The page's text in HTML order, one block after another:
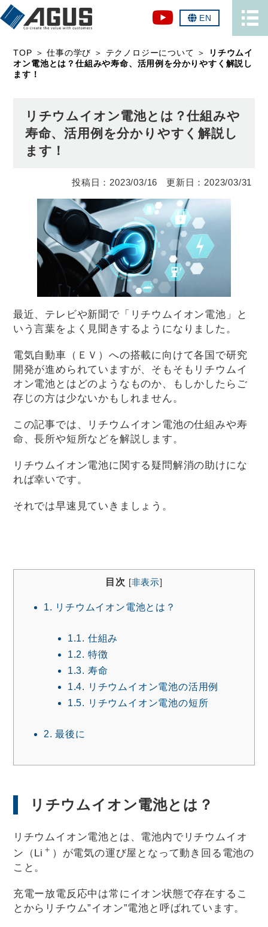
EN
TOP ＞仕事の学び ＞ テクノロジーについて ＞
リチウムイ
オン電池とは？仕組みや寿命、活用例を分かりやすく解説し
ます！
リチウムイオン電池とは？仕組みや
寿命、活用例を分かりやすく解説し
ます！
2023/03/16 2023/03/31
最近、テレビや新聞で「リチウムイオン電池」と
いう言葉をよく見聞きするようになりました。
電気自動車（ＥＶ）への搭載に向けて各国で研究
開発が進められていますが、そもそもリチウムイ
オン電池とはどのようなものか、もしかしたらご
存じの方は少ないかもしれません。
この記事では、リチウムイオン電池の仕組みや寿
命、長所や短所などを解説します。
リチウムイオン電池に関する疑問解消の助けにな
れば幸いです。
それでは早速見ていきましょう。
目次 [非表示]
1. リチウムイオン電池とは？
1.1. 仕組み
1.2. 特徴
1.3. 寿命
1.4. リチウムイオン電池の活用例
1.5. リチウムイオン電池の短所
2. 最後に
リチウムイオン電池とは？
リチウムイオン電池とは、電池内でリチウムイオ
ン（Li ＋ ）が電気の運び屋となって動き回る電池の
こと。
充電ー放電反応中は常にイオン状態で存在するこ
とからリチウム”イオン”電池と呼ばれています。